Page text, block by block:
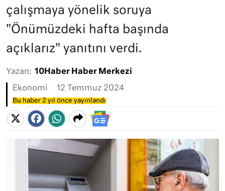
çalışmaya yönelik soruya
"Önümüzdeki hafta başında
açıklarız" yanıtını verdi.
Yazan: 10Haber Haber Merkezi
Ekonomi 12 Temmuz 2024
Bu haber 2 yıl önce yayınlandı